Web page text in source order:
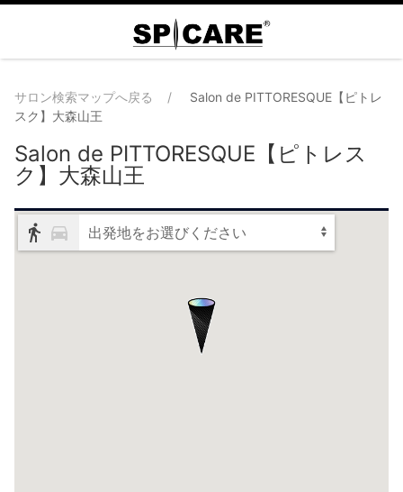
サロン検索マップへ戻る
Salon de PITTORESQUE【ピトレ
スク】大森山王
Salon de PITTORESQUE【ピトレス
ク】大森山王
出発地をお選びください